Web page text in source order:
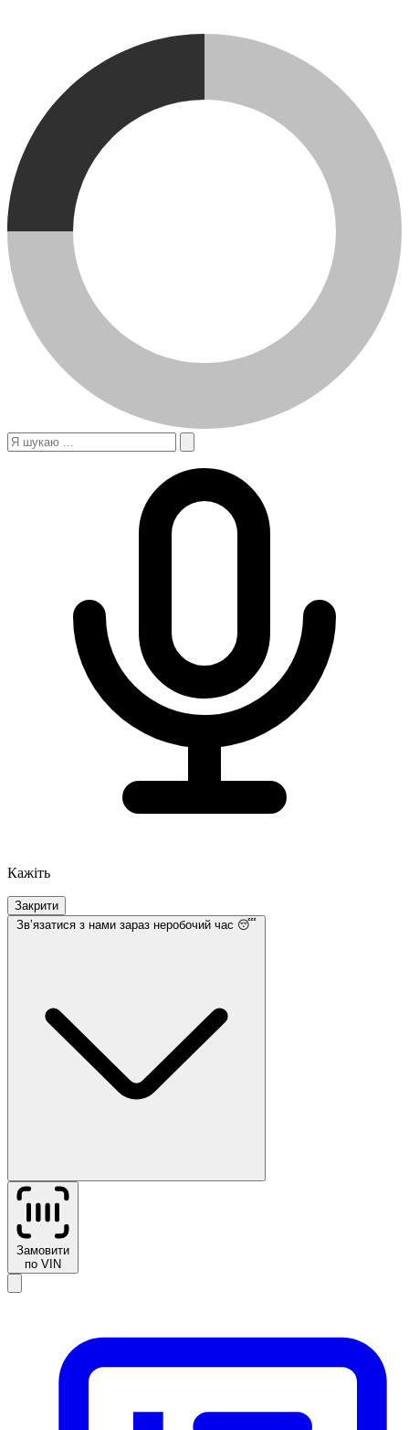
Кажіть
Закрити
Звʼязатися з нами зараз неробочий час 😴
Замовити
по VIN